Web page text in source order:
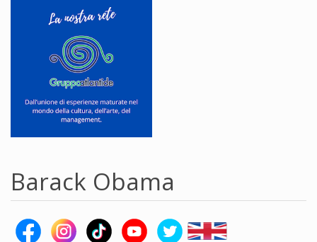
Barack Obama